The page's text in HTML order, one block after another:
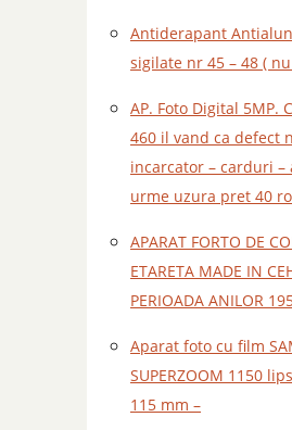
Antiderapant
sigilate nr 45 – 48 (
AP. Foto Digital 5MP.
460 il vand ca defect
incarcator – carduri
urme uzura pret 40
APARAT FORTO DE
ETARETA MADE IN
PERIOADA ANILOR
Aparat foto cu film
SUPERZOOM 1150
115 mm –